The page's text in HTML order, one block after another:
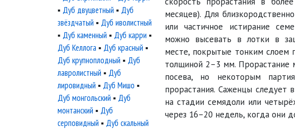
месяцев). Для
или частичное истирание
можно высевать в лотки в
месте, покрытые тонким слоем
толщиной 2–3 мм. Прорастание
посева, но некоторым
прорастания. Саженцы
на стадии семядоли или
через 16–20 недель, когда они
▪ Дуб двуцветный ▪ Дуб
звёздчатый ▪ Дуб иволистный
▪ Дуб каменный ▪ Дуб карри ▪
Дуб Келлога ▪ Дуб красный ▪
Дуб крупноплодный ▪ Дуб
лавролистный ▪ Дуб
лировидный ▪ Дуб Мишо ▪
Дуб монгольский ▪ Дуб
монтанский ▪ Дуб
серповидный ▪ Дуб скальный